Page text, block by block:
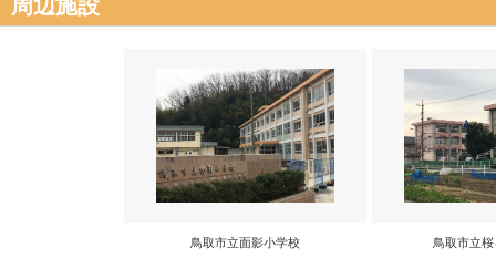
周辺施設
鳥取市立面影小学校 鳥取市立